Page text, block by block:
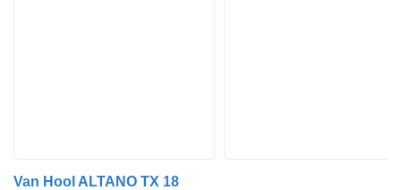
Van Hool ALTANO TX 18